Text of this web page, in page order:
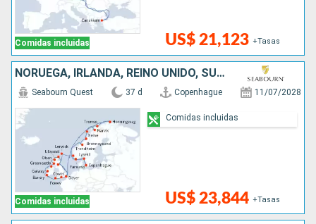
Comidas incluidas US$ 21,123 +Tasas
NORUEGA, IRLANDA, REINO UNIDO, SUECIA, DINAMARCA
Comidas incluidas
Seabourn Quest 37 d Copenhague 11/07/2028
US$ 23,844 +Tasas
Comidas incluidas